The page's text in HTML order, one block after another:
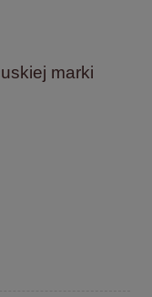
marki